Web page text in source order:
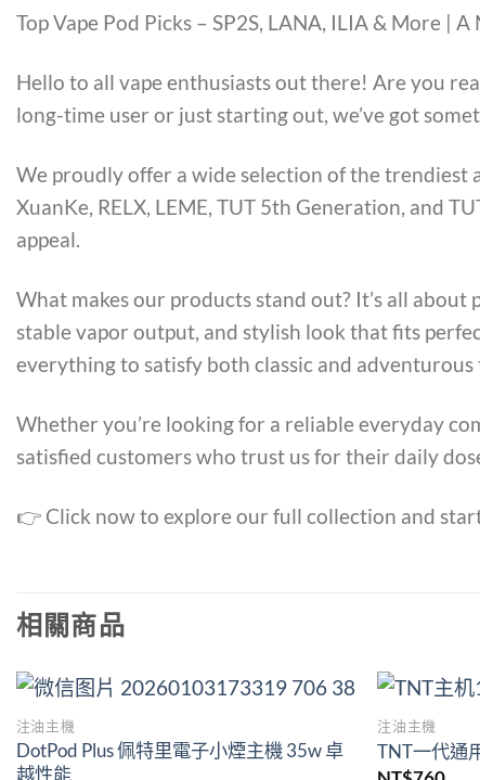
Top Vape Pod Picks – SP2S, LANA, ILIA & More |
Hello to all vape enthusiasts out there! Are you
long-time user or just starting out, we’ve got
We proudly offer a wide selection of the trendiest
XuanKe, RELX, LEME, TUT 5th Generation, and
appeal.
What makes our products stand out? It’s all
stable vapor output, and stylish look that fits
everything to satisfy both classic and adventurous
Whether you’re looking for a reliable everyday
satisfied customers who trust us for their daily
👉 Click now to explore our full collection and
相關商品
Add to
wishlist
注油主機
DotPod Plus 佩特里電子小煙主機 35w 卓
越性能
注油主機
TNT一代通